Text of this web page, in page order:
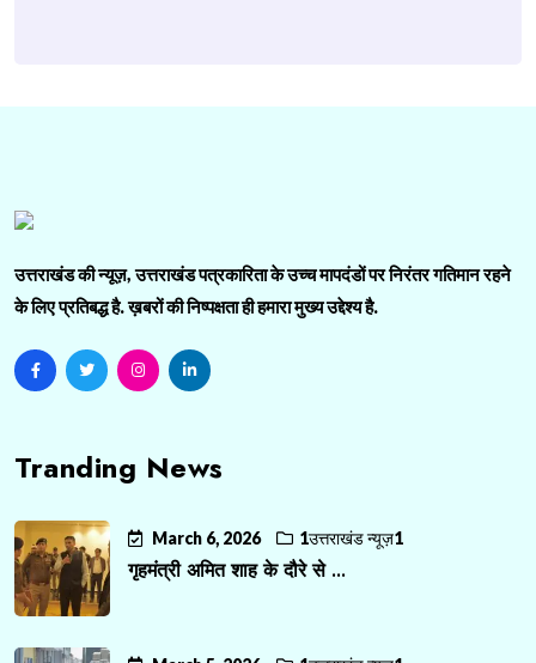
उत्तराखंड की न्यूज़, उत्तराखंड पत्रकारिता के उच्च मापदंडों पर निरंतर गतिमान रहने
के लिए प्रतिबद्ध है. ख़बरों की निष्पक्षता ही हमारा मुख्य उद्देश्य है.
Tranding News
March 6, 2026 1उत्तराखंड न्यूज़1
गृहमंत्री अमित शाह के दौरे से ...